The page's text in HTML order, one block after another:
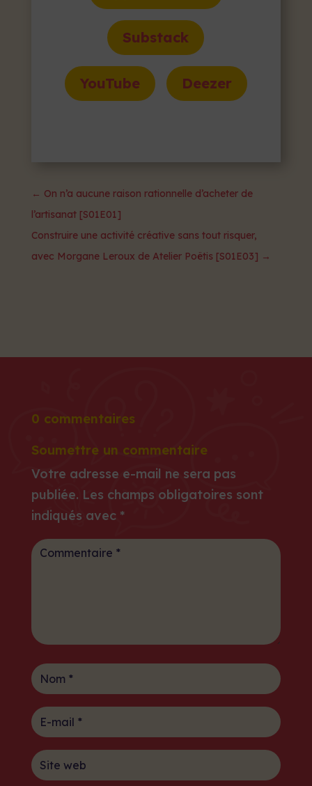
Substack
YouTube Deezer
← On n’a aucune raison rationnelle d’acheter de
l’artisanat [S01E01]
Construire une activité créative sans tout risquer,
avec Morgane Leroux de Atelier Poëtis [S01E03] →
0 commentaires
Soumettre un commentaire
Votre adresse e-mail ne sera pas
publiée. Les champs obligatoires sont
indiqués avec *